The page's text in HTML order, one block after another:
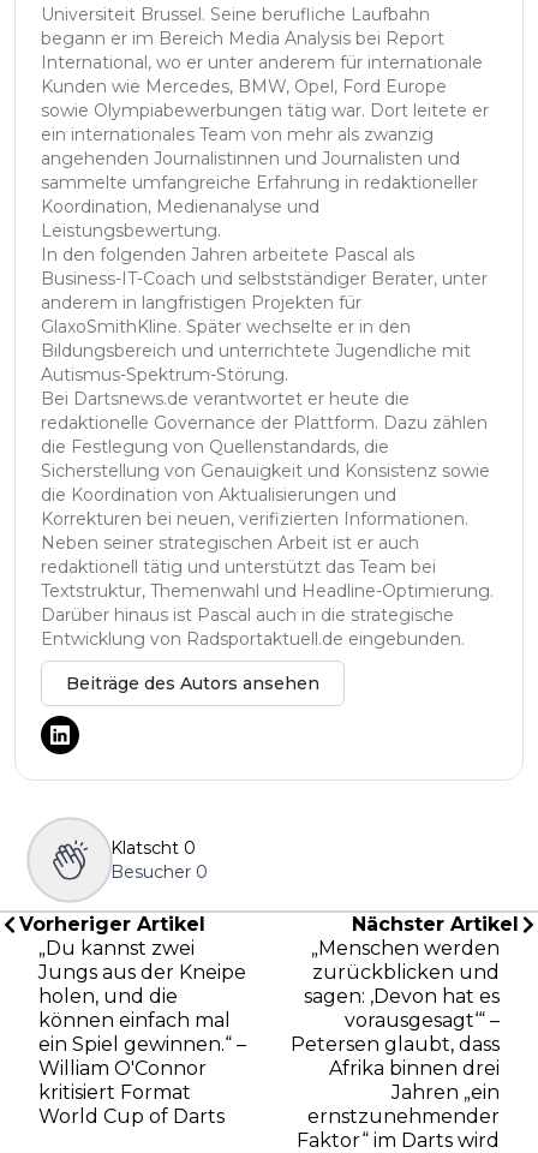
Universiteit Brussel. Seine berufliche Laufbahn
begann er im Bereich Media Analysis bei Report
International, wo er unter anderem für internationale
Kunden wie Mercedes, BMW, Opel, Ford Europe
sowie Olympiabewerbungen tätig war. Dort leitete er
ein internationales Team von mehr als zwanzig
angehenden Journalistinnen und Journalisten und
sammelte umfangreiche Erfahrung in redaktioneller
Koordination, Medienanalyse und
Leistungsbewertung.
In den folgenden Jahren arbeitete Pascal als
Business-IT-Coach und selbstständiger Berater, unter
anderem in langfristigen Projekten für
GlaxoSmithKline. Später wechselte er in den
Bildungsbereich und unterrichtete Jugendliche mit
Autismus-Spektrum-Störung.
Bei Dartsnews.de verantwortet er heute die
redaktionelle Governance der Plattform. Dazu zählen
die Festlegung von Quellenstandards, die
Sicherstellung von Genauigkeit und Konsistenz sowie
die Koordination von Aktualisierungen und
Korrekturen bei neuen, verifizierten Informationen.
Neben seiner strategischen Arbeit ist er auch
redaktionell tätig und unterstützt das Team bei
Textstruktur, Themenwahl und Headline-Optimierung.
Darüber hinaus ist Pascal auch in die strategische
Entwicklung von Radsportaktuell.de eingebunden.
Beiträge des Autors ansehen
Klatscht 0
Besucher 0
Vorheriger Artikel
„Du kannst zwei
Jungs aus der Kneipe
holen, und die
können einfach mal
ein Spiel gewinnen.“ –
William O'Connor
kritisiert Format
World Cup of Darts
Nächster Artikel
„Menschen werden
zurückblicken und
sagen: ‚Devon hat es
vorausgesagt‘“ –
Petersen glaubt, dass
Afrika binnen drei
Jahren „ein
ernstzunehmender
Faktor“ im Darts wird